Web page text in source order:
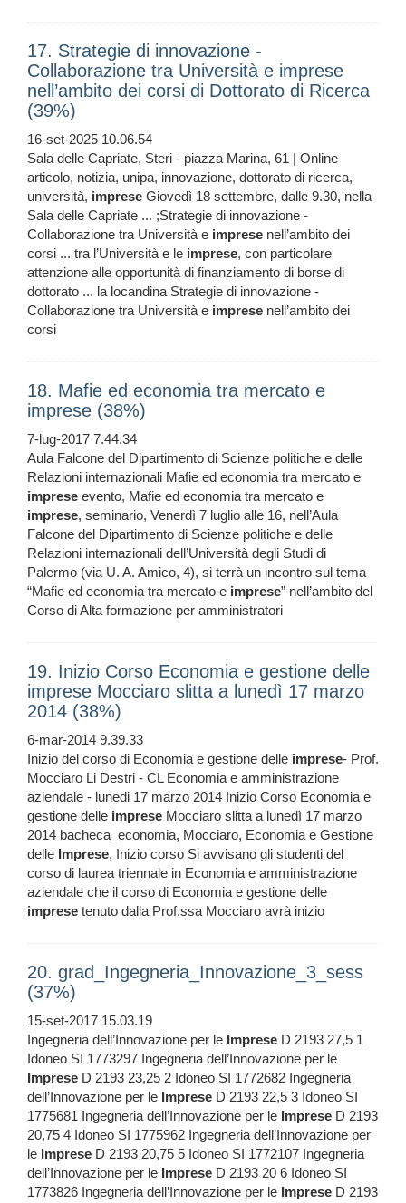
17. Strategie di innovazione -
Collaborazione tra Università e imprese
nell’ambito dei corsi di Dottorato di Ricerca
(39%)
16-set-2025 10.06.54
Sala delle Capriate, Steri - piazza Marina, 61 | Online
articolo, notizia, unipa, innovazione, dottorato di ricerca,
università, imprese Giovedì 18 settembre, dalle 9.30, nella
Sala delle Capriate ... ;Strategie di innovazione -
Collaborazione tra Università e imprese nell’ambito dei
corsi ... tra l’Università e le imprese, con particolare
attenzione alle opportunità di finanziamento di borse di
dottorato ... la locandina Strategie di innovazione -
Collaborazione tra Università e imprese nell’ambito dei
corsi
18. Mafie ed economia tra mercato e
imprese (38%)
7-lug-2017 7.44.34
Aula Falcone del Dipartimento di Scienze politiche e delle
Relazioni internazionali Mafie ed economia tra mercato e
imprese evento, Mafie ed economia tra mercato e
imprese, seminario, Venerdì 7 luglio alle 16, nell’Aula
Falcone del Dipartimento di Scienze politiche e delle
Relazioni internazionali dell’Università degli Studi di
Palermo (via U. A. Amico, 4), si terrà un incontro sul tema
“Mafie ed economia tra mercato e imprese” nell’ambito del
Corso di Alta formazione per amministratori
19. Inizio Corso Economia e gestione delle
imprese Mocciaro slitta a lunedì 17 marzo
2014 (38%)
6-mar-2014 9.39.33
Inizio del corso di Economia e gestione delle imprese- Prof.
Mocciaro Li Destri - CL Economia e amministrazione
aziendale - lunedi 17 marzo 2014 Inizio Corso Economia e
gestione delle imprese Mocciaro slitta a lunedì 17 marzo
2014 bacheca_economia, Mocciaro, Economia e Gestione
delle Imprese, Inizio corso Si avvisano gli studenti del
corso di laurea triennale in Economia e amministrazione
aziendale che il corso di Economia e gestione delle
imprese tenuto dalla Prof.ssa Mocciaro avrà inizio
20. grad_Ingegneria_Innovazione_3_sess
(37%)
15-set-2017 15.03.19
Ingegneria dell’Innovazione per le Imprese D 2193 27,5 1
Idoneo SI 1773297 Ingegneria dell’Innovazione per le
Imprese D 2193 23,25 2 Idoneo SI 1772682 Ingegneria
dell’Innovazione per le Imprese D 2193 22,5 3 Idoneo SI
1775681 Ingegneria dell’Innovazione per le Imprese D 2193
20,75 4 Idoneo SI 1775962 Ingegneria dell’Innovazione per
le Imprese D 2193 20,75 5 Idoneo SI 1772107 Ingegneria
dell’Innovazione per le Imprese D 2193 20 6 Idoneo SI
1773826 Ingegneria dell’Innovazione per le Imprese D 2193